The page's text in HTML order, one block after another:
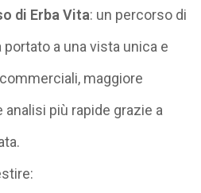
di Erba Vita: un percorso di
a una vista unica e
maggiore
più rapide grazie a